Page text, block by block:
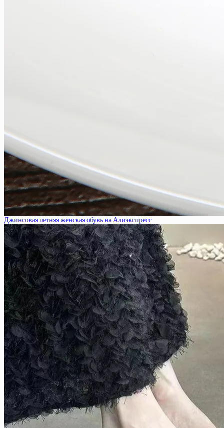
Джинсовая летняя женская обувь на Алиэкспресс